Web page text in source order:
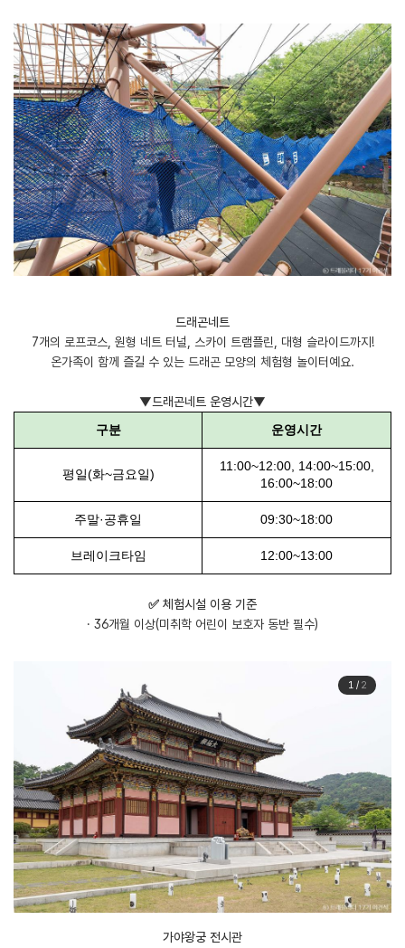
드래곤네트
7개의 로프코스, 원형 네트 터널, 스카이 트램플린, 대형 슬라이드까지!
온가족이 함께 즐길 수 있는 드래곤 모양의 체험형 놀이터예요.
▼드래곤네트 운영시간▼
구분
운영시간
평일(화~금요일)
11:00~12:00, 14:00~15:00,
16:00~18:00
주말·공휴일 09:30~18:00
브레이크타임 12:00~13:00
✅ 체험시설 이용 기준
· 36개월 이상(미취학 어린이 보호자 동반 필수)
1 / 2
가야왕궁 전시관